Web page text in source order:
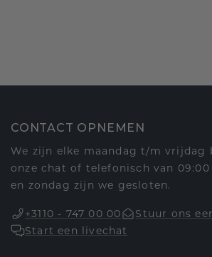
CONTACT OPNEMEN
We zijn elke maandag t/m vrijdag
onze chat of telefonisch van 09:00
en zondag zijn we gesloten.
+3110 - 747 00 00
Stuur ons
Start een livechat